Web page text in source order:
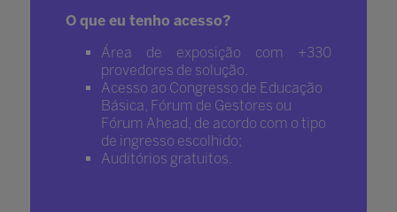
O que eu tenho acesso?
Área de exposição com +330
provedores de solução.
Acesso ao Congresso de Educação
Básica, Fórum de Gestores ou
Fórum Ahead, de acordo com o tipo
de ingresso escolhido;
Auditórios gratuitos.